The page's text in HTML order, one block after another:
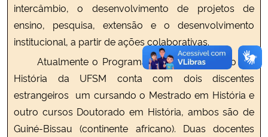
intercâmbio, o desenvolvimento de projetos de
ensino, pesquisa, extensão e o desenvolvimento
institucional, a partir de ações colaborativas.
Atualmente o Programa de Pós-graduação em
História da UFSM conta com dois discentes
estrangeiros um cursando o Mestrado em História e
outro cursos Doutorado em História, ambos são de
Guiné-Bissau (continente africano). Duas docentes